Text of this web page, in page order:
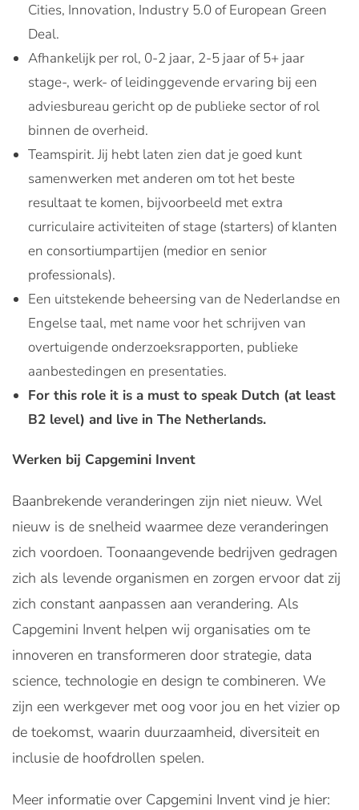
Cities, Innovation, Industry 5.0 of European Green
Deal.
Afhankelijk per rol, 0-2 jaar, 2-5 jaar of 5+ jaar
stage-, werk- of leidinggevende ervaring bij een
adviesbureau gericht op de publieke sector of rol
binnen de overheid.
Teamspirit. Jij hebt laten zien dat je goed kunt
samenwerken met anderen om tot het beste
resultaat te komen, bijvoorbeeld met extra
curriculaire activiteiten of stage (starters) of klanten
en consortiumpartijen (medior en senior
professionals).
Een uitstekende beheersing van de Nederlandse en
Engelse taal, met name voor het schrijven van
overtuigende onderzoeksrapporten, publieke
aanbestedingen en presentaties.
For this role it is a must to speak Dutch (at least
B2 level) and live in The Netherlands.
Werken bij Capgemini Invent
Baanbrekende veranderingen zijn niet nieuw. Wel
nieuw is de snelheid waarmee deze veranderingen
zich voordoen. Toonaangevende bedrijven gedragen
zich als levende organismen en zorgen ervoor dat zij
zich constant aanpassen aan verandering. Als
Capgemini Invent helpen wij organisaties om te
innoveren en transformeren door strategie, data
science, technologie en design te combineren. We
zijn een werkgever met oog voor jou en het vizier op
de toekomst, waarin duurzaamheid, diversiteit en
inclusie de hoofdrollen spelen.
Meer informatie over Capgemini Invent vind je hier: